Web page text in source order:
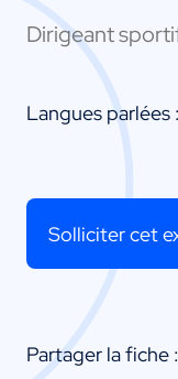
Dirigeant
Langues parlées :
Solliciter cet
Partager la fiche :